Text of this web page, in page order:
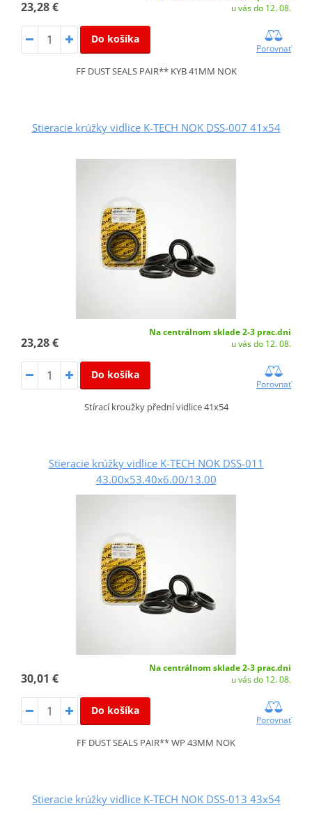
23,28 €
u vás do 12. 08.
Do košíka
Porovnať
FF DUST SEALS PAIR** KYB 41MM NOK
Stieracie krúžky vidlice K-TECH NOK DSS-007 41x54
23,28 €
Na centrálnom sklade 2-3 prac.dni
u vás do 12. 08.
Do košíka
Porovnať
Stírací kroužky přední vidlice 41x54
Stieracie krúžky vidlice K-TECH NOK DSS-011
43.00x53.40x6.00/13.00
30,01 €
Na centrálnom sklade 2-3 prac.dni
u vás do 12. 08.
Do košíka
Porovnať
FF DUST SEALS PAIR** WP 43MM NOK
Stieracie krúžky vidlice K-TECH NOK DSS-013 43x54